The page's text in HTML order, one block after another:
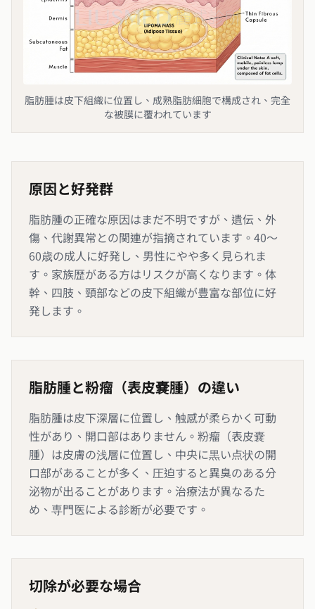
脂肪腫は皮下組織に位置し、成熟脂肪細胞で構成され、完全
な被膜に覆われています
原因と好発群
脂肪腫の正確な原因はまだ不明ですが、遺伝、外
傷、代謝異常との関連が指摘されています。40〜
60歳の成人に好発し、男性にやや多く見られま
す。家族歴がある方はリスクが高くなります。体
幹、四肢、頸部などの皮下組織が豊富な部位に好
発します。
脂肪腫と粉瘤（表皮嚢腫）の違い
脂肪腫は皮下深層に位置し、触感が柔らかく可動
性があり、開口部はありません。粉瘤（表皮嚢
腫）は皮膚の浅層に位置し、中央に黒い点状の開
口部があることが多く、圧迫すると異臭のある分
泌物が出ることがあります。治療法が異なるた
め、専門医による診断が必要です。
切除が必要な場合